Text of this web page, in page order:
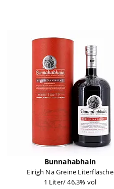
Bunnahabhain
Eirigh Na Greine Literflasche
1 Liter/ 46.3% vol